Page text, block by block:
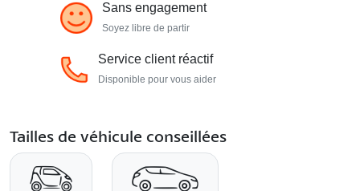
Sans engagement
Soyez libre de partir
Service client réactif
Disponible pour vous aider
Tailles de véhicule conseillées